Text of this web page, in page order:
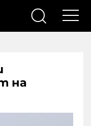
на